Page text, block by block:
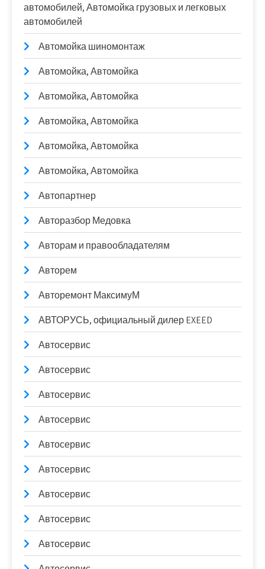
автомобилей, Автомойка грузовых и легковых
автомобилей
Автомойка шиномонтаж
Автомойка, Автомойка
Автомойка, Автомойка
Автомойка, Автомойка
Автомойка, Автомойка
Автомойка, Автомойка
Автопартнер
Авторазбор Медовка
Авторам и правообладателям
Авторем
Авторемонт МаксимуМ
АВТОРУСЬ, официальный дилер EXEED
Автосервис
Автосервис
Автосервис
Автосервис
Автосервис
Автосервис
Автосервис
Автосервис
Автосервис